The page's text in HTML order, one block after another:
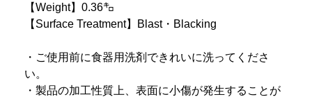
【Weight】0.36㌔
【Surface Treatment】Blast・Blacking
・ご使用前に食器用洗剤できれいに洗ってくださ
い。
・製品の加工性質上、表面に小傷が発生することが